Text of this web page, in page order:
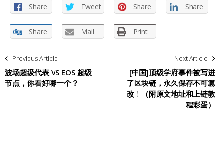
Share Tweet Share Share
Share Mail Print
章
导
Previous Article
波场超级代表 VS EOS 超级
节点，你看好哪一个？
Next Article
[中国]顶级学府事件被写进
了区块链，永久保存不可篡
改！（附原文地址和上链教
程彩蛋）